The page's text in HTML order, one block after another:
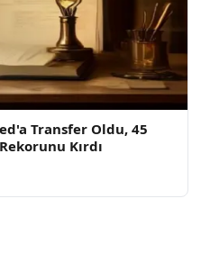
Transfer Oldu, 45
Kırdı